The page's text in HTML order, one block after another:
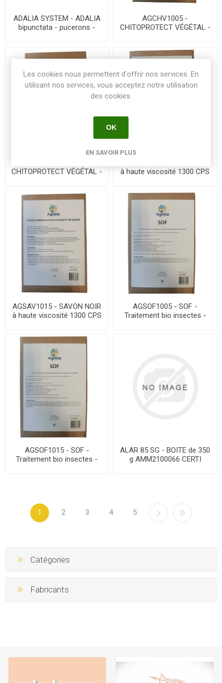
ADALIA SYSTEM - ADALIA
bipunctata - pucerons -
AGCHV1005 -
CHITOPROTECT VÉGÉTAL -
CHITOPROTECT VÉGÉTAL -
à haute viscosité 1300 CPS
AGSAV1015 - SAVON NOIR
à haute viscosité 1300 CPS
AGSOF1005 - SOF -
Traitement bio insectes -
AGSOF1015 - SOF -
Traitement bio insectes -
ALAR 85 SG - BOITE de 350
g AMM2100066 CERTI
1 2 3 4 5
Catégories
Fabricants
Les cookies nous permettent d'offrir nos services. En
utilisant nos services, vous acceptez notre utilisation
des cookies.
OK
EN SAVOIR PLUS